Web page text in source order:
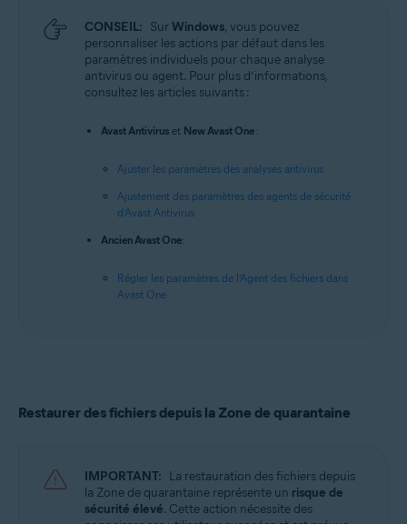
CONSEIL: SurWindows, vous pouvez
personnaliser les actions par défaut dans les
paramètres individuels pour chaque analyse
antivirus ou agent. Pour plus d’informations,
consultez les articles suivants :
Avast Antivirus et New Avast One :
Ajuster les paramètres des analyses antivirus
Ajustement des paramètres des agents de sécurité
d’Avast Antivirus
Ancien Avast One:
Régler les paramètres de l’Agent des fichiers dans
Avast One
Restaurer des fichiers depuis la Zone de quarantaine
IMPORTANT: La restauration des fichiers depuis
la Zone de quarantaine représente un risque de
sécurité élevé. Cette action nécessite des